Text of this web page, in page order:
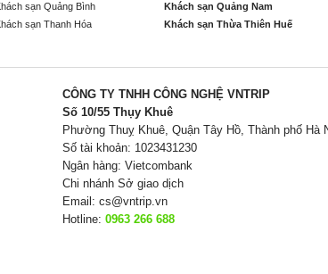
sạn Quảng Bình Khách sạn Quảng Nam
sạn Thanh Hóa Khách sạn Thừa Thiên Huế
CÔNG TY TNHH CÔNG NGHỆ VNTRIP
Số 10/55 Thụy Khuê
Phường Thuỵ Khuê, Quận Tây Hồ, Thành phố Hà
Số tài khoản: 1023431230
Ngân hàng: Vietcombank
Chi nhánh Sở giao dịch
Email: cs@vntrip.vn
Hotline: 0963 266 688